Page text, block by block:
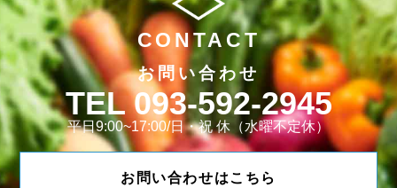
CONTACT
お問い合わせ
093-592-2945
平日9:00~17:00/日・祝 休（水曜不定休）
お問い合わせはこちら